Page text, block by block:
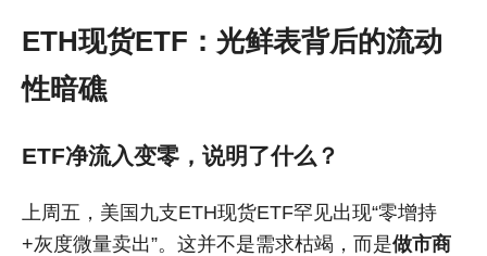
ETH现货ETF：光鲜表背后的流动
性暗礁
ETF净流入变零，说明了什么？
上周五，美国九支ETH现货ETF罕见出现“零增持
+灰度微量卖出”。这并不是需求枯竭，而是做市商